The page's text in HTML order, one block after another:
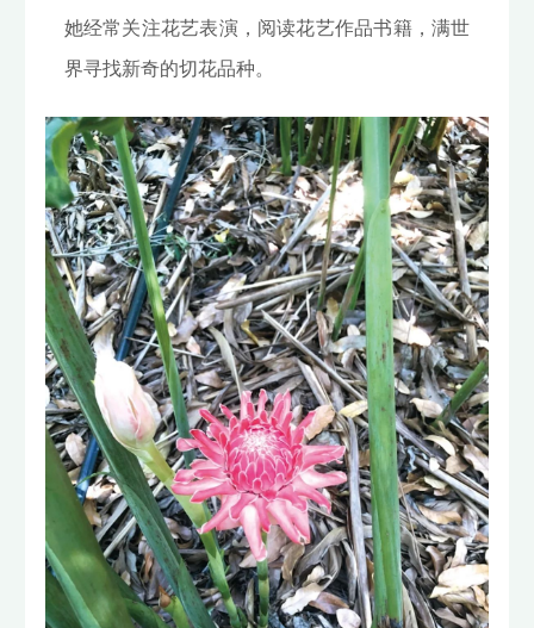
她经常关注花艺表演，阅读花艺作品书籍，满世
界寻找新奇的切花品种。